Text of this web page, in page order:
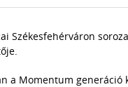
Székesfehérváron
a Momentum